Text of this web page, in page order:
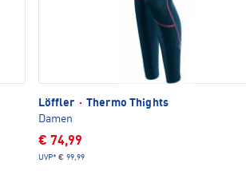
Löffler · Thermo Thights
Damen
€ 74,99
UVP* € 99,99